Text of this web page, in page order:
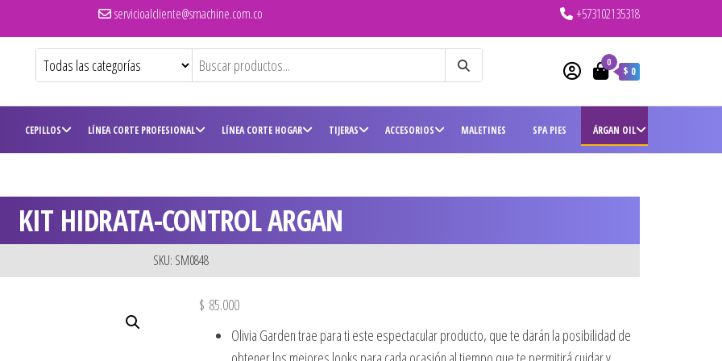
servicioalcliente@smachine.com.co +573102135318
0
$ 0
CEPILLOS LÍNEA CORTE PROFESIONAL LÍNEA CORTE HOGAR TIJERAS ACCESORIOS MALETINES SPA PIES ÁRGAN OIL
KIT HIDRATA-CONTROL ARGAN
SKU: SM0848
$ 85.000
Olivia Garden trae para ti este espectacular producto, que te darán la posibilidad de